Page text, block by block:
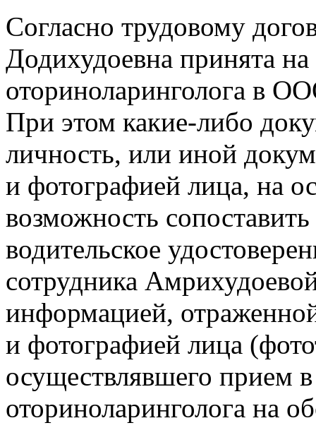
Согласно трудовому
Додихудоевна принята
оториноларинголога в
При этом какие-либо
личность, или иной
и фотографией лица, на
возможность
водительское
сотрудника
информацией,
и фотографией лица
осуществлявшего прием в
оториноларинголога на